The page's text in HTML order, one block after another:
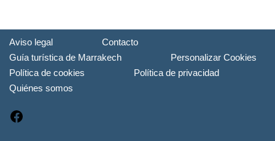
Aviso legal
Contacto
Guía turística de Marrakech
Personalizar Cookies
Política de cookies
Política de privacidad
Quiénes somos